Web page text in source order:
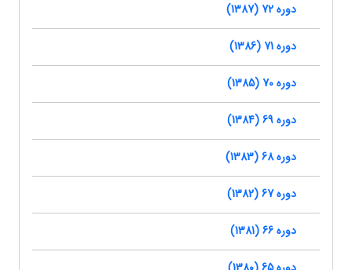
دوره 72 (1387)
دوره 71 (1386)
دوره 70 (1385)
دوره 69 (1384)
دوره 68 (1383)
دوره 67 (1382)
دوره 66 (1381)